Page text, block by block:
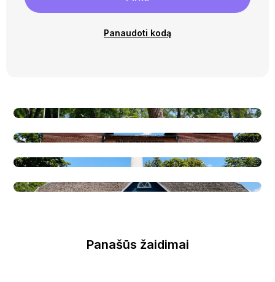
Panaudoti kodą
Panašūs žaidimai